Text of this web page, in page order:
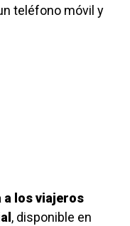
teléfono móvil y
a los viajeros
, disponible en